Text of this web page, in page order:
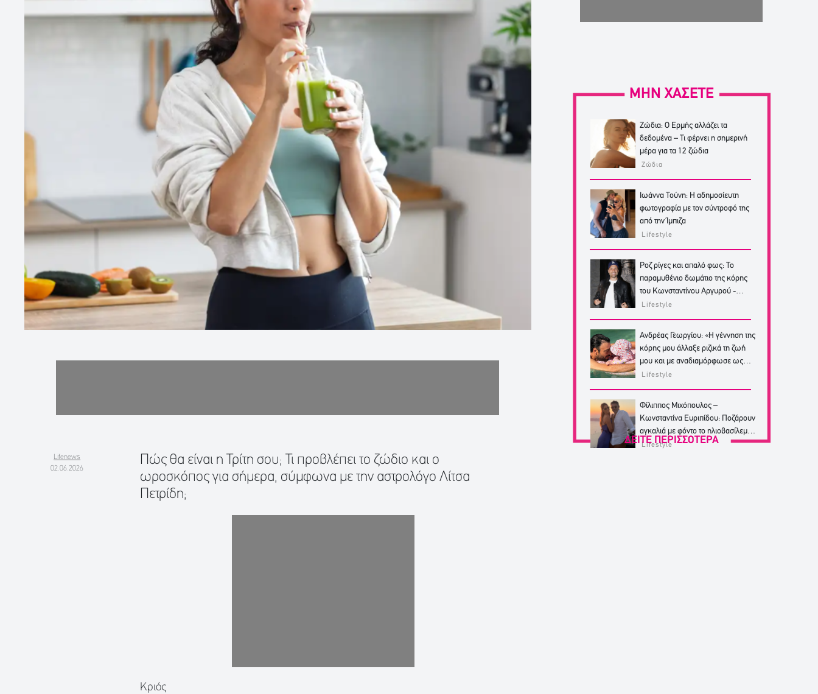
Lifenews
02.06.2026
Πώς θα είναι η Τρίτη σου; Τι προβλέπει το ζώδιο και ο
ωροσκόπος για σήμερα, σύμφωνα με την αστρολόγο Λίτσα
Πετρίδη;
Κριός
ΜΗΝ ΧΑΣΕΤΕ
Ζώδια: Ο Ερμής αλλάζει τα
δεδομένα – Τι φέρνει η σημερινή
μέρα για τα 12 ζώδια
Ζώδια
Ιωάννα Τούνη: Η αδημοσίευτη
φωτογραφία με τον σύντροφό της
από την Ίμπιζα
Lifestyle
Ροζ ρίγες και απαλό φως: Το
παραμυθένιο δωμάτιο της κόρης
του Κωνσταντίνου Αργυρού -
Φωτογραφίες
Lifestyle
Ανδρέας Γεωργίου: «Η γέννηση της
κόρης μου άλλαξε ριζικά τη ζωή
μου και με αναδιαμόρφωσε ως
άνθρωπο»
Lifestyle
Φίλιππος Μιχόπουλος –
Κωνσταντίνα Ευριπίδου: Ποζάρουν
αγκαλιά με φόντο το ηλιοβασίλεμα
της Σαντορίνης
Lifestyle
ΔΕΙΤΕ ΠΕΡΙΣΣΟΤΕΡΑ